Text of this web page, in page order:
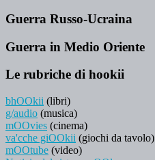
Guerra Russo-Ucraina
Guerra in Medio Oriente
Le rubriche di hookii
bhOOkii (libri)
g/audio (musica)
mOOvies (cinema)
va'cche giOOkii (giochi da tavolo)
mOOtube (video)